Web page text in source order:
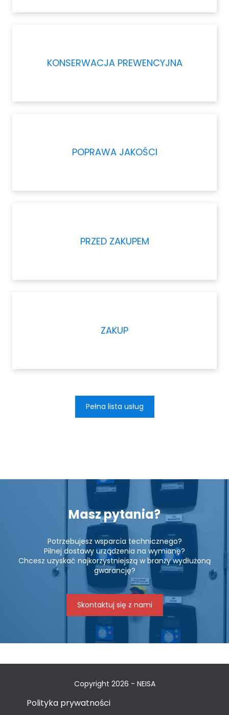
KONSERWACJA PREWENCYJNA
POPRAWA JAKOŚCI
PRZED ZAKUPEM
ZAKUP
Pełna lista usług
Masz pytania?
Potrzebujesz wsparcia technicznego?
Pilnej dostawy urządzenia na wymianę?
Chcesz uzyskać najkorzystniejszą w branży wydłużoną
gwarancję?
Skontaktuj się z nami
Copyright 2026 - NEISA
Polityka prywatności